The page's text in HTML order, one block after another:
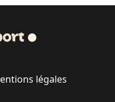
légales